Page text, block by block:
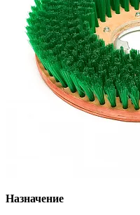
Назначение